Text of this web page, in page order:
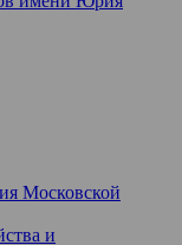
Московской
и